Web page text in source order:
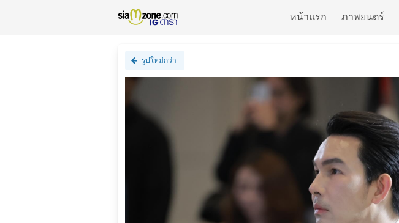
หน้าแรก ภาพยนตร์
รูปใหม่กว่า